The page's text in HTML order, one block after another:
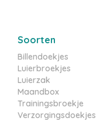
Soorten
Billendoekjes
Luierbroekjes
Luierzak
Maandbox
Trainingsbroekje
Verzorgingsdoekjes